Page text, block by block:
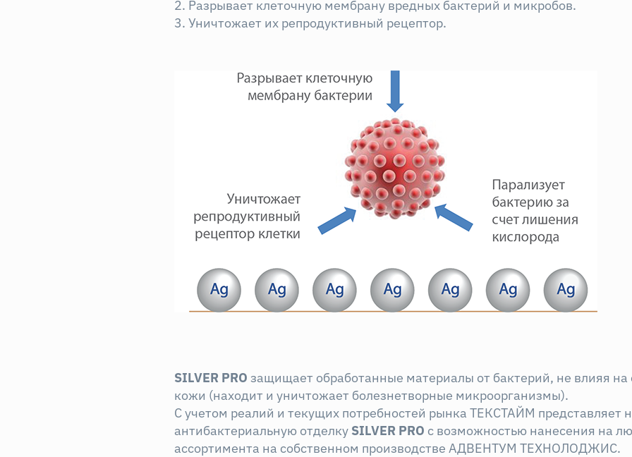
2. Разрывает клеточную мембрану вредных бактерий и микробов.
3. Уничтожает их репродуктивный рецептор.
SILVER PRO защищает обработанные материалы от бактерий, не влияя на
кожи (находит и уничтожает болезнетворные микроорганизмы).
С учетом реалий и текущих потребностей рынка ТЕКСТАЙМ представляет
антибактериальную отделку SILVER PRO с возможностью нанесения на
ассортимента на собственном производстве АДВЕНТУМ ТЕХНОЛОДЖИС.